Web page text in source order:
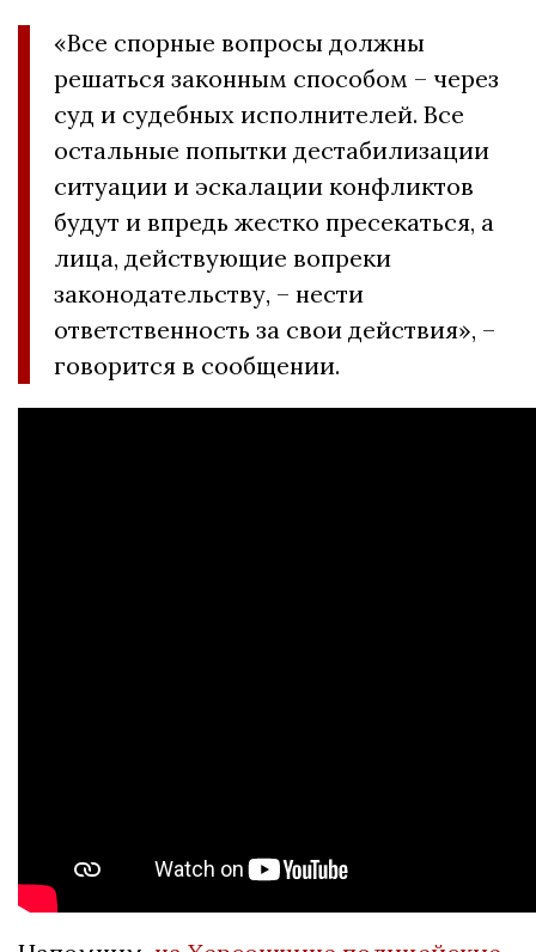
«Все спорные вопросы должны
решаться законным способом – через
суд и судебных исполнителей. Все
остальные попытки дестабилизации
ситуации и эскалации конфликтов
будут и впредь жестко пресекаться, а
лица, действующие вопреки
законодательству, – нести
ответственность за свои действия», –
говорится в сообщении.